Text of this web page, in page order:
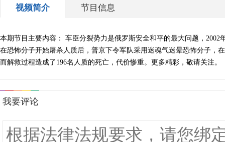
视频简介 节目信息
本期节目主要内容： 车臣分裂势力是俄罗斯安全和平的最大问题，
在恐怖分子开始屠杀人质后，普京下令军队采用迷魂气迷晕恐怖分子，
而解救过程造成了196名人质的死亡，代价惨重。更多精彩，敬请关注